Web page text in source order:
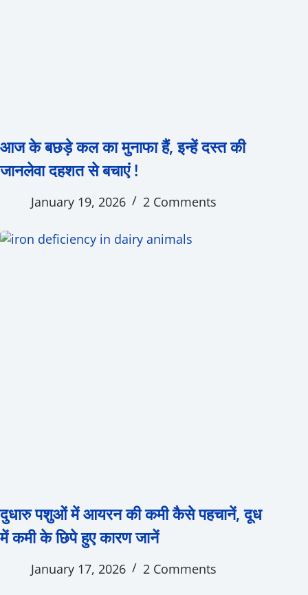
आज के बछड़े कल का मुनाफा हैं, इन्हें दस्त की
जानलेवा दहशत से बचाएं !
January 19, 2026 2 Comments
दुधारु पशुओं में आयरन की कमी कैसे पहचानें, दूध
में कमी के छिपे हुए कारण जानें
January 17, 2026 2 Comments